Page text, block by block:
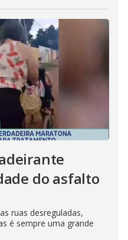
do asfalto
ruas desreguladas,
é sempre uma grande